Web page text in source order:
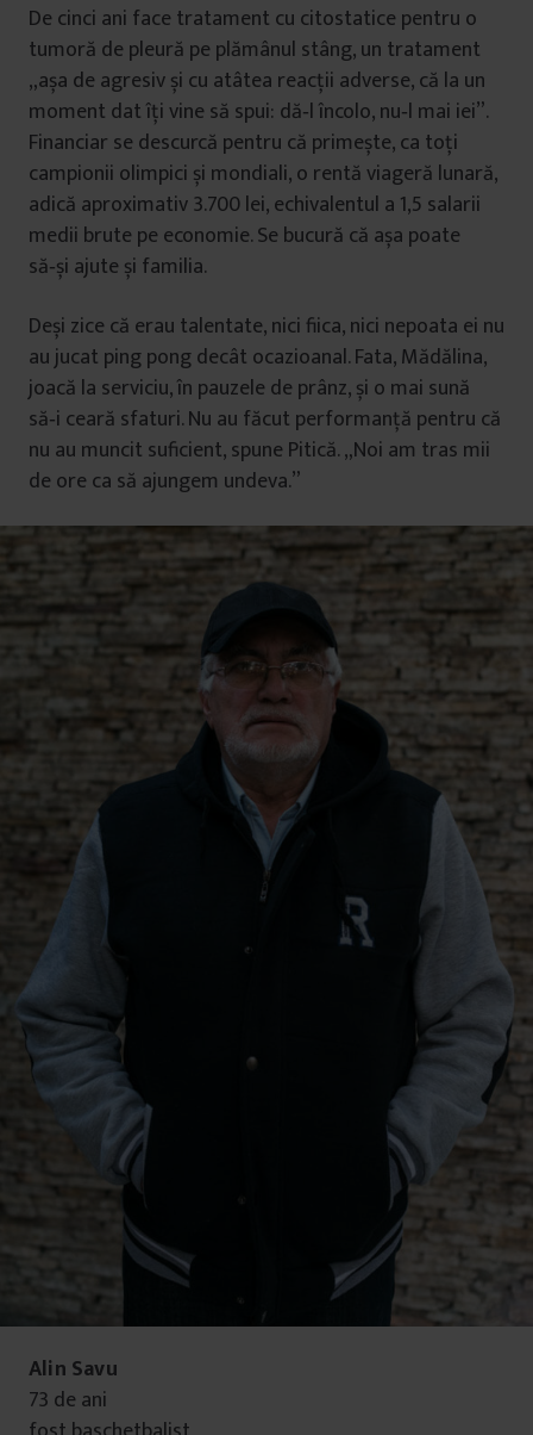
De cinci ani face tratament cu citostatice pentru o
tumoră de pleură pe plămânul stâng, un tratament
„așa de agresiv și cu atâtea reacţii adverse, că la un
moment dat îţi vine să spui: dă‑l încolo, nu‑l mai iei”.
Financiar se descurcă pentru că primește, ca toţi
campionii olimpici și mondiali, o rentă viageră lunară,
adică aproximativ 3.700 lei, echivalentul a 1,5 salarii
medii brute pe economie. Se bucură că așa poate
să‑și ajute și familia.
Deși zice că erau talentate, nici fiica, nici nepoata ei nu
au jucat ping pong decât ocazioanal. Fata, Mădălina,
joacă la serviciu, în pauzele de prânz, și o mai sună
să‑i ceară sfaturi. Nu au făcut performanţă pentru că
nu au muncit suficient, spune Pitică. „Noi am tras mii
de ore ca să ajungem undeva.”
Alin Savu
73 de ani